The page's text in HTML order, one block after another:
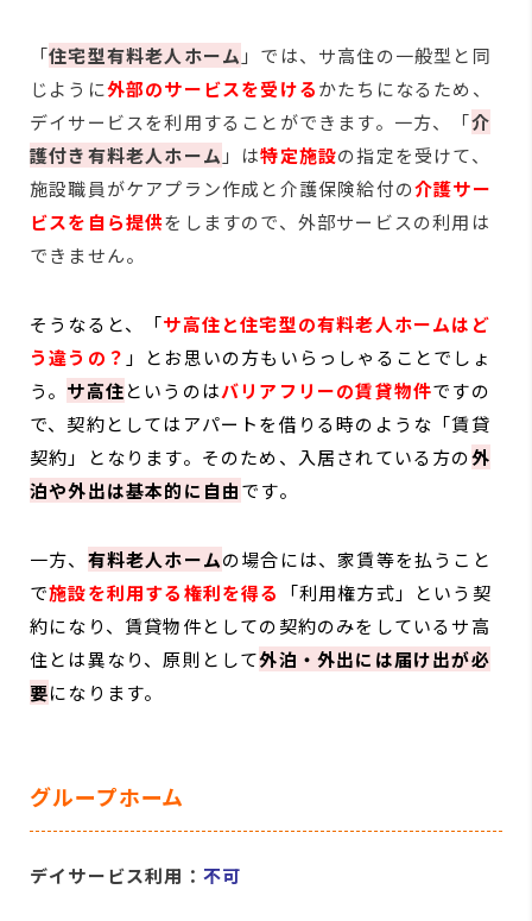
「住宅型有料老人ホーム 」では、サ高住の一般型と同
じように外部のサービスを受けるかたちになるため、
デイサービスを利用することができます。一方、「介
護付き有料老人ホーム 」は特定施設の指定を受けて、
施設職員がケアプラン作成と介護保険給付の介護サー
ビスを自ら提供をしますので、外部サービスの利用は
できません。
そうなると、「サ高住と住宅型の有料老人ホームはど
う違うの？ 」とお思いの方もいらっしゃることでしょ
う。 サ高住というのはバリアフリーの賃貸物件ですの
で、契約としてはアパートを借りる時のような「賃貸
契約」となります。そのため、入居されている方の外
泊や外出は基本的に自由です。
一方、 有料老人ホームの場合には、家賃等を払うこと
で施設を利用する権利を得る
「利用権方式」という契
約になり、賃貸物件としての契約のみをしているサ高
住とは異なり、原則として外泊・外出には届け出が必
要になります。
グループホーム
デイサービス利用： 不可